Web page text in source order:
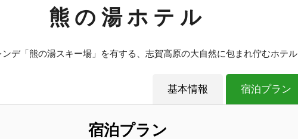
熊の湯ホテル
ンデ「熊の湯スキー場」を有する、志賀高原の大自然に包まれ佇むホテル
基本情報 宿泊プラン
宿泊プラン